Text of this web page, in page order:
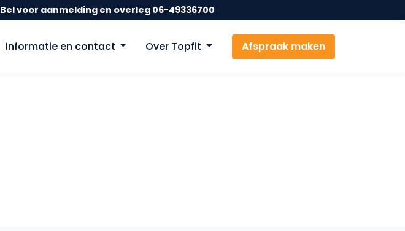
Bel voor aanmelding en overleg 06-49336700
Informatie en contact Over Topfit Afspraak maken